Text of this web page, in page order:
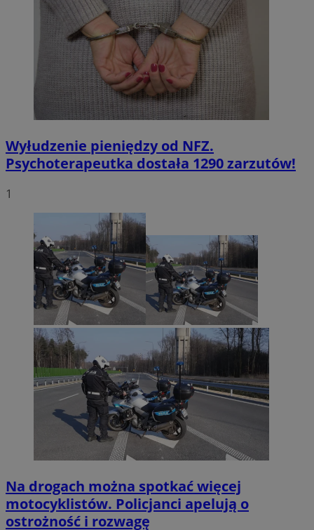
Wyłudzenie pieniędzy od NFZ.
Psychoterapeutka dostała 1290 zarzutów!
1
Na drogach można spotkać więcej
motocyklistów. Policjanci apelują o
ostrożność i rozwagę